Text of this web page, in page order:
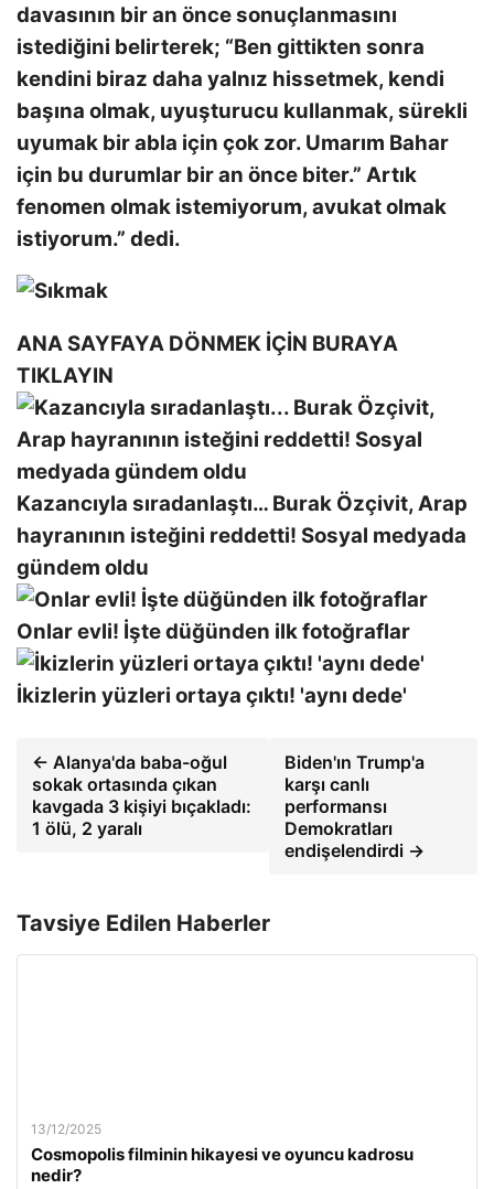
davasının bir an önce sonuçlanmasını
istediğini belirterek; “Ben gittikten sonra
kendini biraz daha yalnız hissetmek, kendi
başına olmak, uyuşturucu kullanmak, sürekli
uyumak bir abla için çok zor. Umarım Bahar
için bu durumlar bir an önce biter.” Artık
fenomen olmak istemiyorum, avukat olmak
istiyorum.” dedi.
ANA SAYFAYA DÖNMEK İÇİN BURAYA
TIKLAYIN
Kazancıyla sıradanlaştı… Burak Özçivit, Arap
hayranının isteğini reddetti! Sosyal medyada
gündem oldu
Onlar evli! İşte düğünden ilk fotoğraflar
İkizlerin yüzleri ortaya çıktı! 'aynı dede'
← Alanya'da baba-oğul
sokak ortasında çıkan
kavgada 3 kişiyi bıçakladı:
1 ölü, 2 yaralı
Biden'ın Trump'a
karşı canlı
performansı
Demokratları
endişelendirdi →
Tavsiye Edilen Haberler
13/12/2025
Cosmopolis filminin hikayesi ve oyuncu kadrosu
nedir?